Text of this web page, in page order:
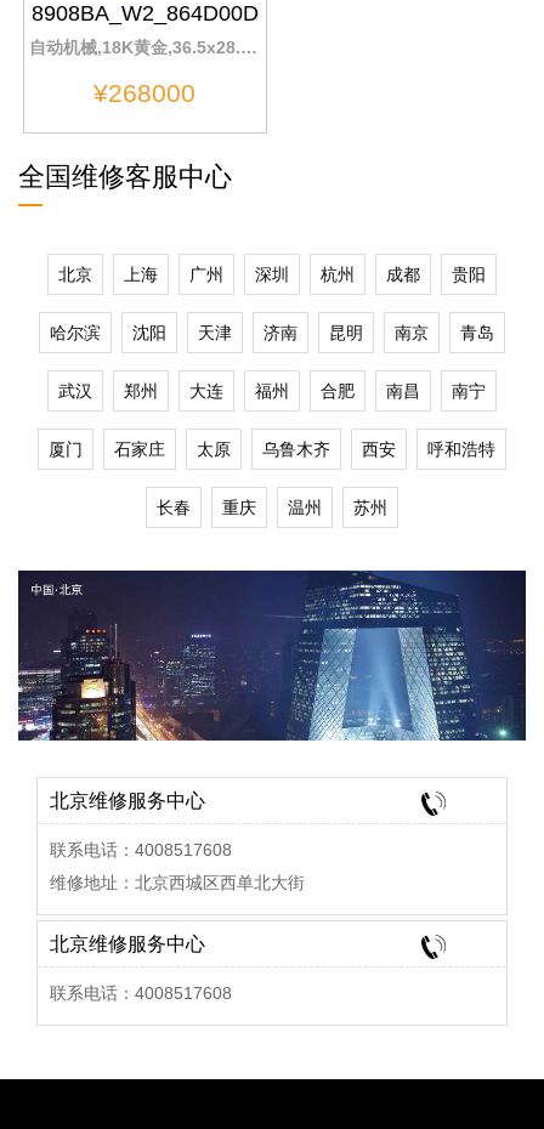
8908BA_W2_864D00D
自动机械,18K黄金,36.5x28.45mm
¥268000
全国维修客服中心
北京 上海 广州 深圳 杭州 成都 贵阳
哈尔滨 沈阳 天津 济南 昆明 南京 青岛
武汉 郑州 大连 福州 合肥 南昌 南宁
厦门 石家庄 太原 乌鲁木齐 西安 呼和浩特
长春 重庆 温州 苏州
北京维修服务中心
联系电话：4008517608
维修地址：北京西城区西单北大街
北京维修服务中心
联系电话：4008517608